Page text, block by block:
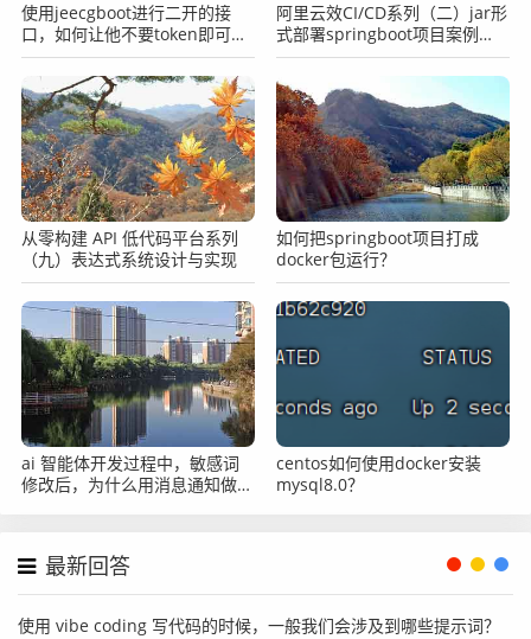
使用jeecgboot进行二开的接
口，如何让他不要token即可完
成访问？
阿里云效CI/CD系列（二）jar形
式部署springboot项目案例
（ruoyi后端）
从零构建 API 低代码平台系列
（九）表达式系统设计与实现
如何把springboot项目打成
docker包运行？
ai 智能体开发过程中，敏感词
修改后，为什么用消息通知做重
centos如何使用docker安装
mysql8.0？
最新回答
使用 vibe coding 写代码的时候，一般我们会涉及到哪些提示词？